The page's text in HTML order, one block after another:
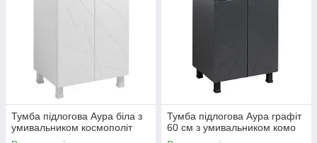
Тумба підлогова Аура біла з
умивальником космополіт
Тумба підлогова Аура графіт
60 см з умивальником комо